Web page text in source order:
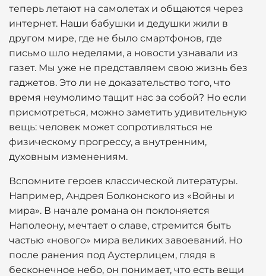
теперь летают на самолетах и общаются через
интернет. Наши бабушки и дедушки жили в
другом мире, где не было смартфонов, где
письмо шло неделями, а новости узнавали из
газет. Мы уже не представляем свою жизнь без
гаджетов. Это ли не доказательство того, что
время неумолимо тащит нас за собой? Но если
присмотреться, можно заметить удивительную
вещь: человек может сопротивляться не
физическому прогрессу, а внутренним,
духовным изменениям.
Вспомните героев классической литературы.
Например, Андрея Болконского из «Войны и
мира». В начале романа он поклоняется
Наполеону, мечтает о славе, стремится быть
частью «нового» мира великих завоеваний. Но
после ранения под Аустерлицем, глядя в
бесконечное небо, он понимает, что есть вещи